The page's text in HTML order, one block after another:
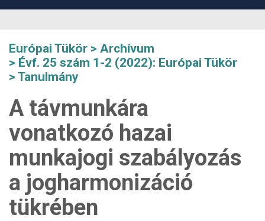
Európai Tükör
Archívum
Évf. 25 szám 1-2 (2022): Európai Tükör
Tanulmány
A távmunkára
vonatkozó hazai
munkajogi szabályozás
a jogharmonizáció
tükrében